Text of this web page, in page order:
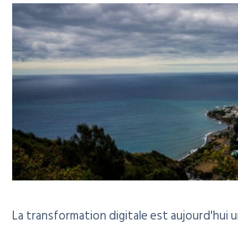
La transformation digitale est aujourd'hui